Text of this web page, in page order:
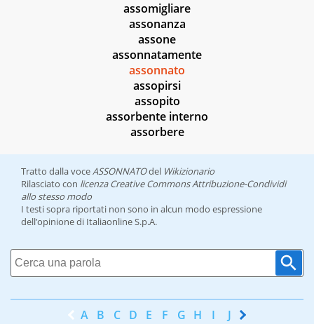
assomigliare
assonanza
assone
assonnatamente
assonnato
assopirsi
assopito
assorbente interno
assorbere
Tratto dalla voceASSONNATOdel Wikizionario
Rilasciato con licenza Creative Commons Attribuzione-Condividi
allo stesso modo
I testi sopra riportati non sono in alcun modo espressione
dell’opinione di Italiaonline S.p.A.
A B C D E F G H I J K